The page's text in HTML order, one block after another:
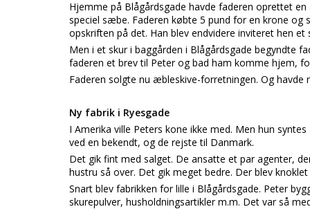
Hjemme på Blågårdsgade havde faderen oprettet
speciel sæbe. Faderen købte 5 pund for en krone
opskriften på det. Han blev endvidere inviteret hen
Men i et skur i baggården i Blågårdsgade begyndte
faderen et brev til Peter og bad ham komme hjem,
Faderen solgte nu æbleskive-forretningen. Og
Ny fabrik i Ryesgade
I Amerika ville Peters kone ikke med. Men hun
ved en bekendt, og de rejste til Danmark.
Det gik fint med salget. De ansatte et par agenter,
hustru så over. Det gik meget bedre. Der blev
Snart blev fabrikken for lille i Blågårdsgade. Peter
skurepulver, husholdningsartikler m.m. Det var så